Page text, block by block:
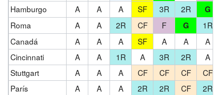
Hamburgo
A A A SF 3R 2R
G
Roma
A A 2R CF F G
1R
Canadá
A A A SF A A
A
Cincinnati
A A 1R A 3R 2R
A
Stuttgart
A A A CF CF CF
CF
París
A A A 2R 2R CF
2R